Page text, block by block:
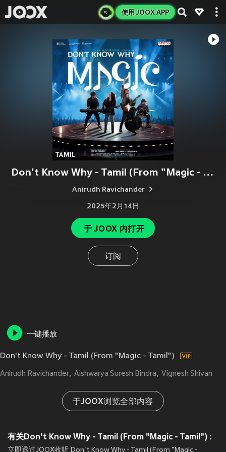
使用 JOOX APP
Don't Know Why - Tamil (From "Magic - Tamil")
Anirudh Ravichander
2025年2月14日
于 JOOX 内打开
订阅
一键播放
Don't Know Why - Tamil (From "Magic - Tamil")
Anirudh Ravichander Aishwarya Suresh Bindra Vignesh Shivan
于JOOX浏览全部内容
有关Don't Know Why - Tamil (From "Magic - Tamil") :
立即透过JOOX收听 Don't Know Why - Tamil (From "Magic -